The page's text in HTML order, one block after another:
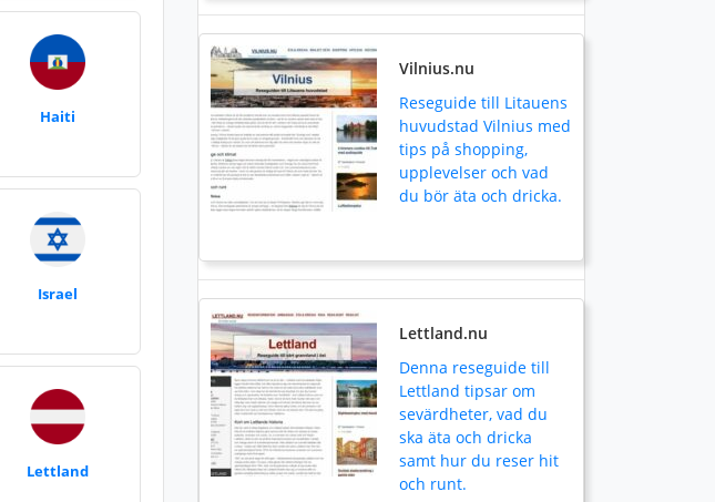
Haiti
Israel
Lettland
Vilnius.nu
Reseguide till Litauens
huvudstad Vilnius med
tips på shopping,
upplevelser och vad
du bör äta och dricka.
Lettland.nu
Denna reseguide till
Lettland tipsar om
sevärdheter, vad du
ska äta och dricka
samt hur du reser hit
och runt.